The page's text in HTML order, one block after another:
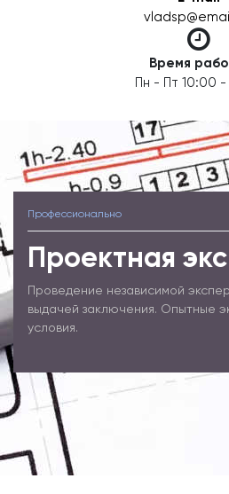
Время
Пн - Пт 10:00 -
Профессионально
Проектная
Проведение независимой
выдачей заключения. Опытные
условия.